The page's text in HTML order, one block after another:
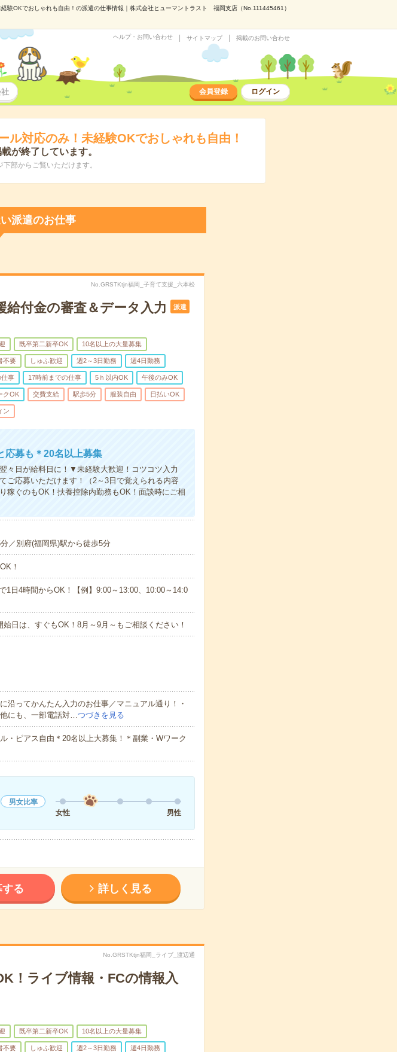
OKでおしゃれも自由！の派遣の仕事情報｜株式会社ヒューマントラスト 福岡支店（No.111445461）
ヘルプ・お問い合わせ サイトマップ 掲載のお問い合わせ
会員登録 ログイン
対応のみ！未経験OKでおしゃれも自由！
が終了しています。
部からご覧いただけます。
派遣のお仕事
No.GRSTKtjn福岡_子育て支援_六本松
給付金の審査＆データ入力 派遣
既卒第二新卒OK 10名以上の大量募集
不要 しゅふ歓迎 週2～3日勤務 週4日勤務
仕事 17時前までの仕事 5ｈ以内OK 午後のみOK
クOK 交費支給 駅歩5分 服装自由 日払いOK
ン
応募も＊20名以上募集
々日が給料日に！▼未経験大歓迎！コツコツ入力
ご応募いただけます！（2～3日で覚えられる内容
ぐのもOK！扶養控除内勤務もOK！面談時にご相
／別府(福岡県)駅から徒歩5分
！
1日4時間からOK！【例】9:00～13:00、10:00～14:0
日は、すぐもOK！8月～9月～もご相談ください！
沿ってかんたん入力のお仕事／マニュアル通り！・
にも、一部電話対…つづきを見る
・ピアス自由＊20名以上大募集！＊副業・Wワーク
男女比率
女性
男性
する 詳しく見る
No.GRSTKtjn福岡_ライブ_渡辺通
！ライブ情報・FCの情報入
既卒第二新卒OK 10名以上の大量募集
不要 しゅふ歓迎 週2～3日勤務 週4日勤務